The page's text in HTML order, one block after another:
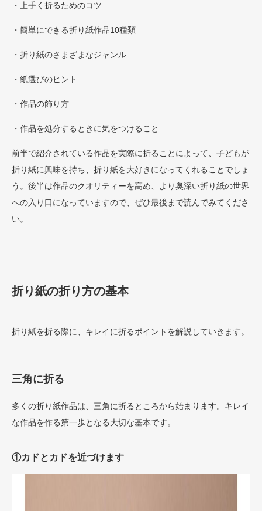
・上手く折るためのコツ
・簡単にできる折り紙作品10種類
・折り紙のさまざまなジャンル
・紙選びのヒント
・作品の飾り方
・作品を処分するときに気をつけること
前半で紹介されている作品を実際に折ることによって、子どもが
折り紙に興味を持ち、折り紙を大好きになってくれることでしょ
う。後半は作品のクオリティーを高め、より奥深い折り紙の世界
への入り口になっていますので、ぜひ最後まで読んでみてくださ
い。
折り紙の折り方の基本
折り紙を折る際に、キレイに折るポイントを解説していきます。
三角に折る
多くの折り紙作品は、三角に折るところから始まります。キレイ
な作品を作る第一歩となる大切な基本です。
①カドとカドを近づけます